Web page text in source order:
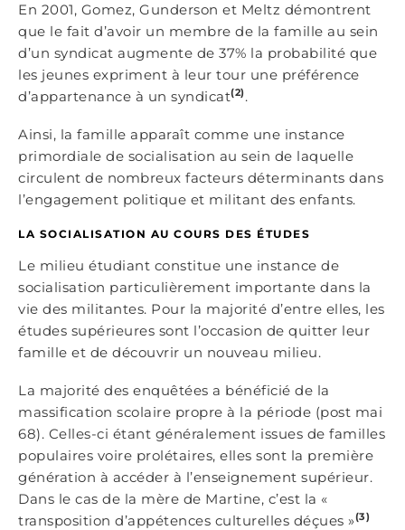
En 2001, Gomez, Gunderson et Meltz démontrent
que le fait d’avoir un membre de la famille au sein
d’un syndicat augmente de 37% la probabilité que
les jeunes expriment à leur tour une préférence
d’appartenance à un syndicat(2) .
Ainsi, la famille apparaît comme une instance
primordiale de socialisation au sein de laquelle
circulent de nombreux facteurs déterminants dans
l’engagement politique et militant des enfants.
LA SOCIALISATION AU COURS DES ÉTUDES
Le milieu étudiant constitue une instance de
socialisation particulièrement importante dans la
vie des militantes. Pour la majorité d’entre elles, les
études supérieures sont l’occasion de quitter leur
famille et de découvrir un nouveau milieu.
La majorité des enquêtées a bénéficié de la
massification scolaire propre à la période (post mai
68). Celles-ci étant généralement issues de familles
populaires voire prolétaires, elles sont la première
génération à accéder à l’enseignement supérieur.
Dans le cas de la mère de Martine, c’est la «
transposition d’appétences culturelles déçues »(3)